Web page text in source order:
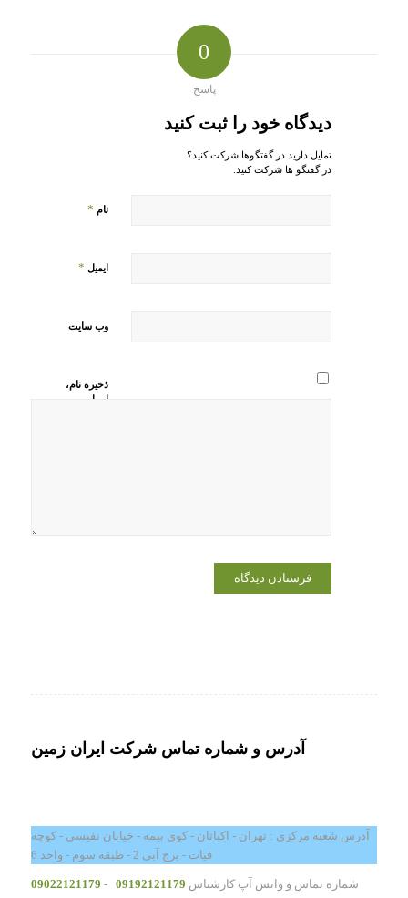
0
پاسخ
دیدگاه خود را ثبت کنید
تمایل دارید در گفتگوها شرکت کنید؟
در گفتگو ها شرکت کنید.
نام *
ایمیل *
وب‌ سایت
ذخیره نام،
ایمیل و
آدرس و شماره تماس شرکت ایران زمین
آدرس شعبه مرکزی : تهران - اکباتان - کوی بیمه - خیابان نفیسی - کوچه
فیات - برج آبی 2 - طبقه سوم - واحد 6
شماره تماس و واتس آپ کارشناس 09192121179
-
09022121179